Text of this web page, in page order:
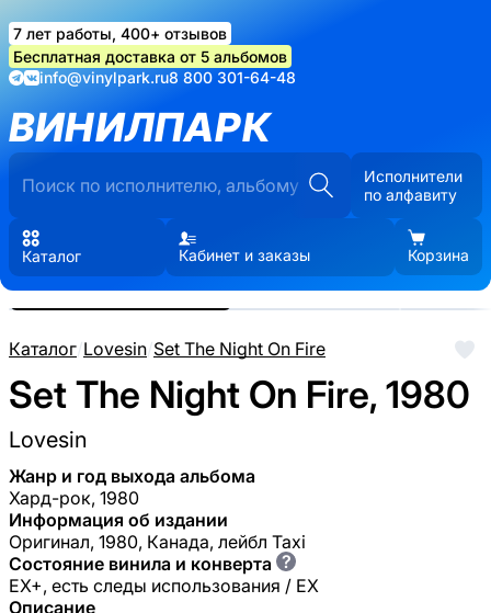
7 лет работы, 400+ отзывов
Бесплатная доставка от 5 альбомов
info@vinylpark.ru8 800 301-64-48
ВИНИЛПАРК
Исполнители
по алфавиту
Каталог Кабинет и заказы Корзина
Каталог/Lovesin/Set The Night On Fire
Set The Night On Fire, 1980
Lovesin
Жанр и год выхода альбома
Хард-рок, 1980
Информация об издании
Оригинал, 1980, Канада, лейбл Taxi
Состояние винила и конверта ?
EX+, есть следы использования / EX
Описание
Реальные фото пластинки.
Нажмите, чтобы увеличить